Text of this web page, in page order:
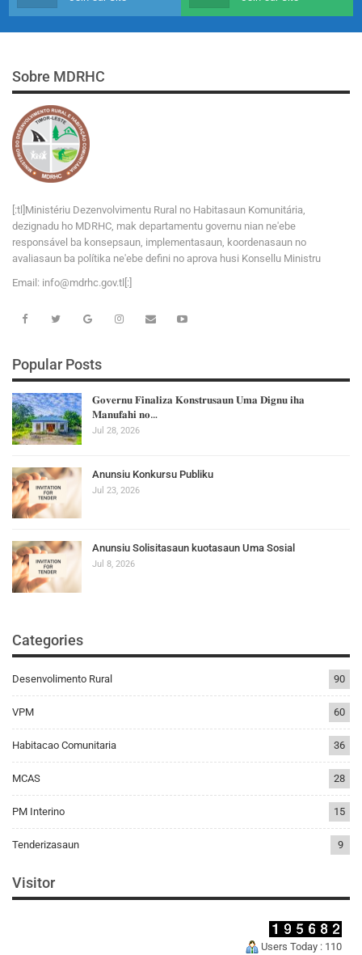
Sobre MDRHC
[:tl]Ministériu Dezenvolvimentu Rural no Habitasaun Komunitária,
dezignadu ho MDRHC, mak departamentu governu nian ne'ebe
responsável ba konsepsaun, implementasaun, koordenasaun no
avaliasaun ba polítika ne'ebe defini no aprova husi Konsellu Ministru
Email: info@md rhc.gov.tl[:]
Popular Posts
𝐆𝐨𝐯𝐞𝐫𝐧𝐮 𝐅𝐢𝐧𝐚𝐥𝐢𝐳𝐚 𝐊𝐨𝐧𝐬𝐭𝐫𝐮𝐬𝐚𝐮𝐧 𝐔𝐦𝐚 𝐃𝐢𝐠𝐧𝐮 𝐢𝐡𝐚
𝐌𝐚𝐧𝐮𝐟𝐚𝐡𝐢 𝐧𝐨…
Jul 28, 2026
Anunsiu Konkursu Publiku
Jul 23, 2026
Anunsiu Solisitasaun kuotasaun Uma Sosial
Jul 8, 2026
Categories
Desenvolimento Rural 90
VPM 60
Habitacao Comunitaria 36
MCAS 28
PM Interino 15
Tenderizasaun 9
Visitor
Users Today : 110